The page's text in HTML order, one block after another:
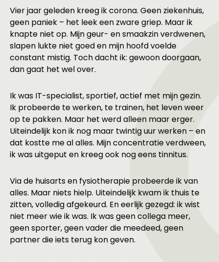
Vier jaar geleden kreeg ik corona. Geen ziekenhuis,
geen paniek – het leek een zware griep. Maar ik
knapte niet op. Mijn geur- en smaakzin verdwenen,
slapen lukte niet goed en mijn hoofd voelde
constant mistig. Toch dacht ik: gewoon doorgaan,
dan gaat het wel over.
Ik was IT-specialist, sportief, actief met mijn gezin.
Ik probeerde te werken, te trainen, het leven weer
op te pakken. Maar het werd alleen maar erger.
Uiteindelijk kon ik nog maar twintig uur werken – en
dat kostte me al alles. Mijn concentratie verdween,
ik was uitgeput en kreeg ook nog eens tinnitus.
Via de huisarts en fysiotherapie probeerde ik van
alles. Maar niets hielp. Uiteindelijk kwam ik thuis te
zitten, volledig afgekeurd. En eerlijk gezegd: ik wist
niet meer wie ik was. Ik was geen collega meer,
geen sporter, geen vader die meedeed, geen
partner die iets terug kon geven.